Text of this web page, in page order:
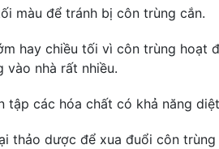
màu để tránh bị côn trùng cắn.
hay chiều tối vì côn trùng hoạt
vào nhà rất nhiều.
tập các hóa chất có khả năng
thảo dược để xua đuổi côn